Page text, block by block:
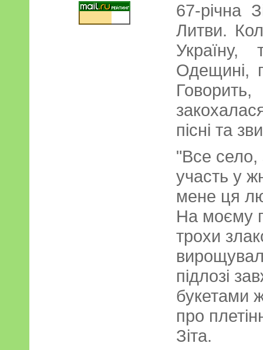
67-річна
Литви.
Одещині,
пісні та
"Все село,
участь у
мене ця
На моєму
трохи
підлозі
букетами
про
Зіта.